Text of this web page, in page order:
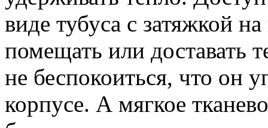
виде тубуса с затяжкой
помещать или доставать
не беспокоиться, что он
корпусе. А мягкое